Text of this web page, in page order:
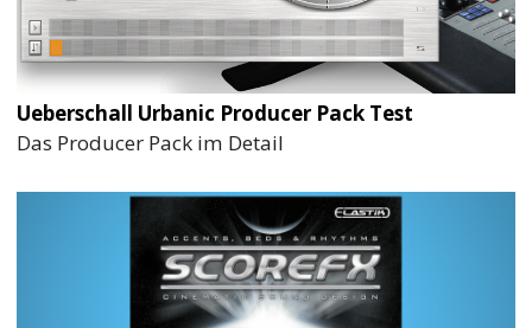
Ueberschall Urbanic Producer Pack Test
Das Producer Pack im Detail